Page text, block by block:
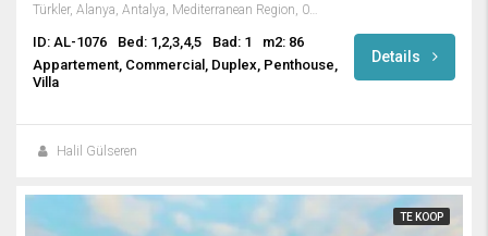
Türkler, Alanya, Antalya, Mediterranean Region, 07410, Turkey
ID: AL-1076 Bed: 1,2,3,4,5 Bad: 1
m2: 86
Appartement, Commercial, Duplex, Penthouse,
Villa
Details
Halil Gülseren
TE KOOP